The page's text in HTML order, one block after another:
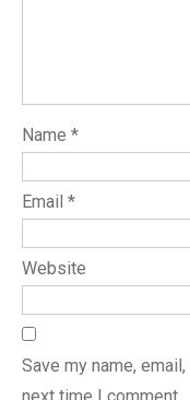
Name *
Email *
Website
Save my name,